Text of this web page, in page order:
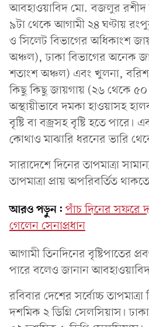
আবহাওয়াবিদ মো. বজলুর
৯টা থেকে আগামী ২৪ ঘণ্টায়
ও সিলেট বিভাগের অধিকাংশ
অঞ্চল), ঢাকা বিভাগের অনেক
শতাংশ অঞ্চল) এবং খুলনা,
কিছু কিছু জায়গায় (২৬ থেকে
অস্থায়ীভাবে দমকা হাওয়াসহ
বৃষ্টি বা বজ্রসহ বৃষ্টি হতে
কোথাও মাঝারি ধরনের ভারি
সারাদেশে দিনের তাপমাত্রা
তাপমাত্রা প্রায় অপরিবর্তিত
আরও পড়ুন: পাঁচ দিনের সফরে
গেলেন সেনাপ্রধান
আগামী তিনদিনের বৃষ্টিপাতের
পারে বলেও জানান
রবিবার দেশের সর্বোচ্চ
দশমিক ২ ডিগ্রি সেলসিয়াস।